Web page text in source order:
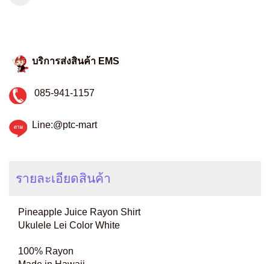
บริการส่งสินค้า EMS
085-941-1157
Line:@ptc-mart
รายละเอียดสินค้า
Pineapple Juice Rayon Shirt
Ukulele Lei Color White
100% Rayon